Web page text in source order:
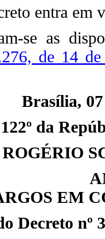
entra em
se as
de 14
Brasília,
122º da
ROGÉRIO
EM
Decreto nº